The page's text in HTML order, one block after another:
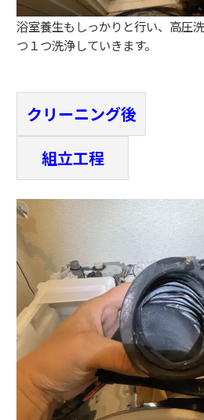
浴室養生もしっかりと行い、高圧
つ１つ洗浄していきます。
クリーニング後
組立工程